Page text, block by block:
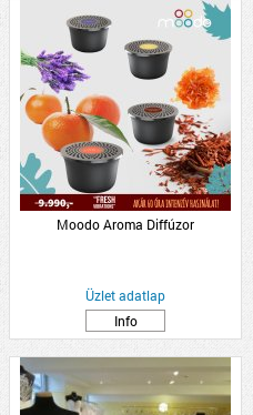
Moodo Aroma Diffúzor
Üzlet adatlap
Info